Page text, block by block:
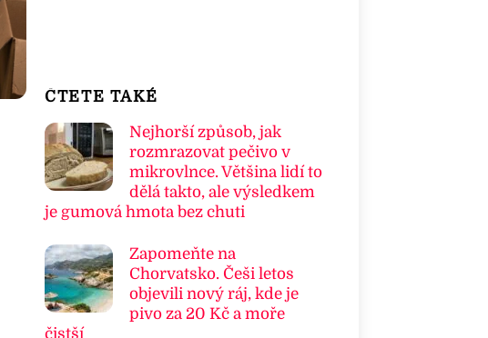
ČTETE TAKÉ
Nejhorší způsob, jak
rozmrazovat pečivo v
mikrovlnce. Většina lidí to
dělá takto, ale výsledkem
je gumová hmota bez chuti
Zapomeňte na
Chorvatsko. Češi letos
objevili nový ráj, kde je
pivo za 20 Kč a moře
čistší